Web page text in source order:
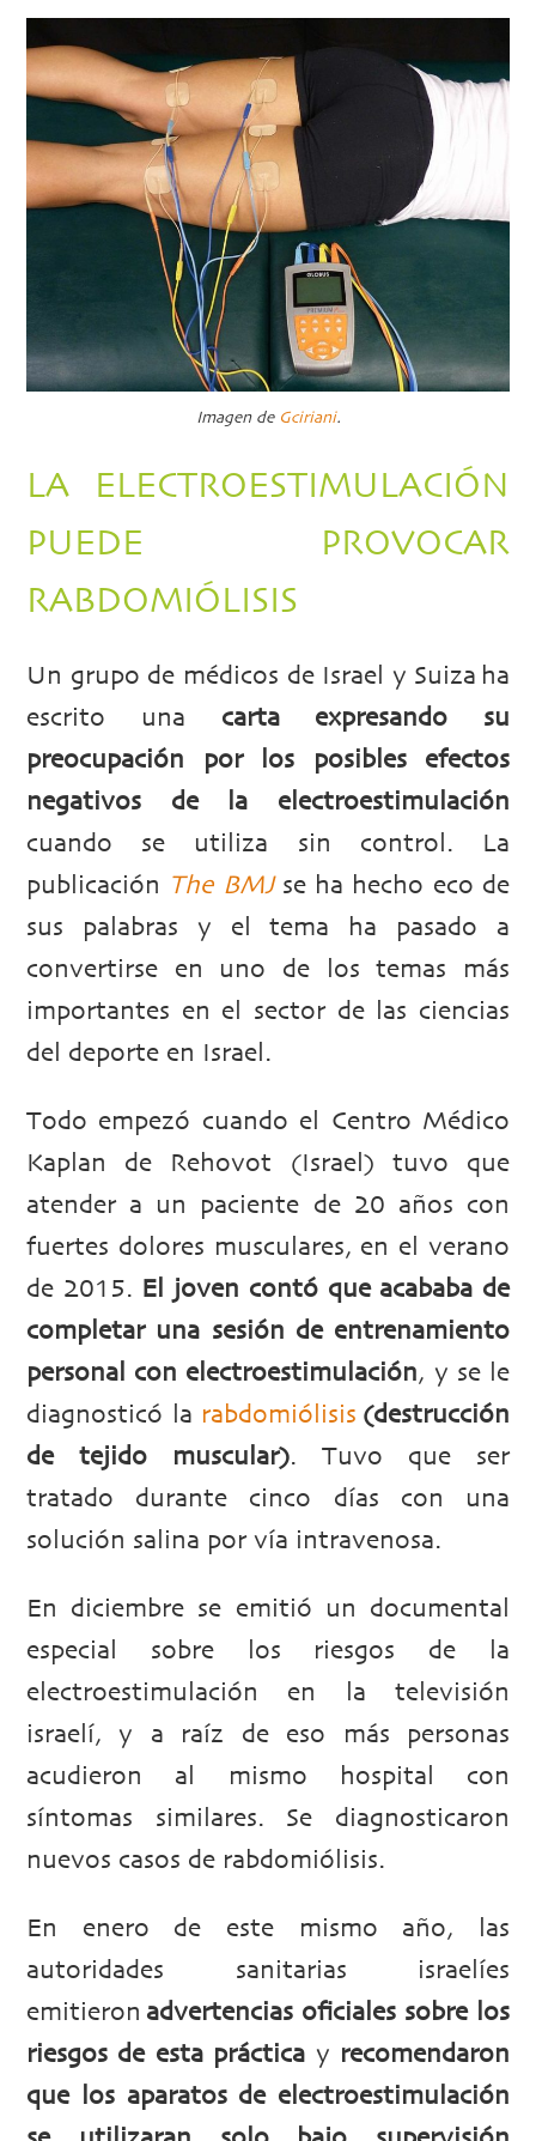
Imagen de Gciriani.
LA ELECTROESTIMULACIÓN
PUEDE PROVOCAR
RABDOMIÓLISIS
Un grupo de médicos de Israel y Suiza ha
escrito una carta expresando su
preocupación por los posibles efectos
negativos de la electroestimulación
cuando se utiliza sin control. La
publicación The BMJse ha hecho eco de
sus palabras y el tema ha pasado a
convertirse en uno de los temas más
importantes en el sector de las ciencias
del deporte en Israel.
Todo empezó cuando el Centro Médico
Kaplan de Rehovot (Israel) tuvo que
atender a un paciente de 20 años con
fuertes dolores musculares, en el verano
de 2015. El joven contó que acababa de
completar una sesión de entrenamiento
personal con electroestimulación, y se le
diagnosticó la rabdomiólisis (destrucción
de tejido muscular). Tuvo que ser
tratado durante cinco días con una
solución salina por vía intravenosa.
En diciembre se emitió un documental
especial sobre los riesgos de la
electroestimulación en la televisión
israelí, y a raíz de eso más personas
acudieron al mismo hospital con
síntomas similares. Se diagnosticaron
nuevos casos de rabdomiólisis.
En enero de este mismo año, las
autoridades sanitarias israelíes
emitieron advertencias oficiales sobre los
riesgos de esta práctica y recomendaron
que los aparatos de electroestimulación